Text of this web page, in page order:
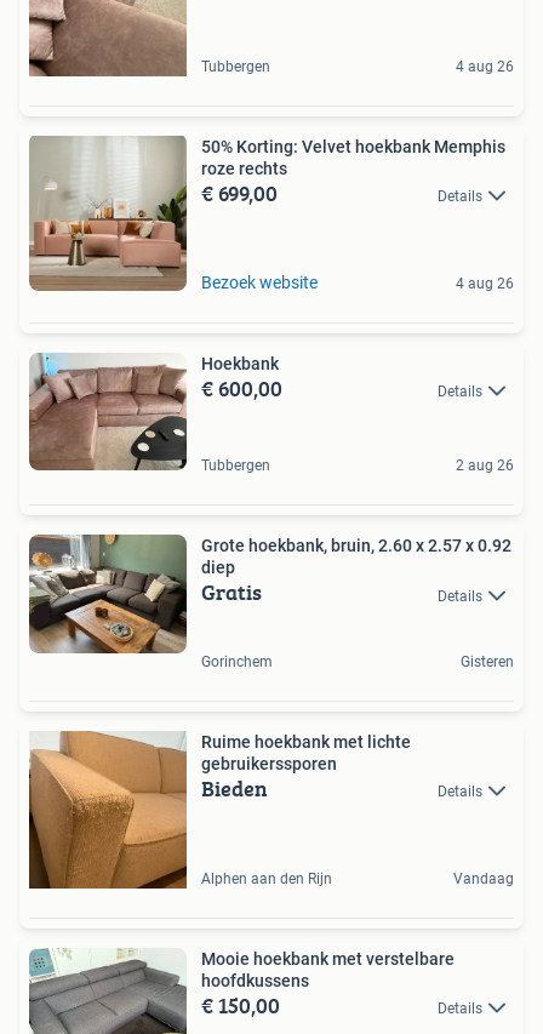
Tubbergen 4 aug 26
50% Korting: Velvet hoekbank Memphis
roze rechts
€ 699,00 Details
Bezoek website 4 aug 26
Hoekbank
€ 600,00 Details
Tubbergen 2 aug 26
Grote hoekbank, bruin, 2.60 x 2.57 x 0.92
diep
Gratis Details
Gorinchem Gisteren
Ruime hoekbank met lichte
gebruikerssporen
Bieden Details
Alphen aan den Rijn Vandaag
Mooie hoekbank met verstelbare
hoofdkussens
€ 150,00 Details